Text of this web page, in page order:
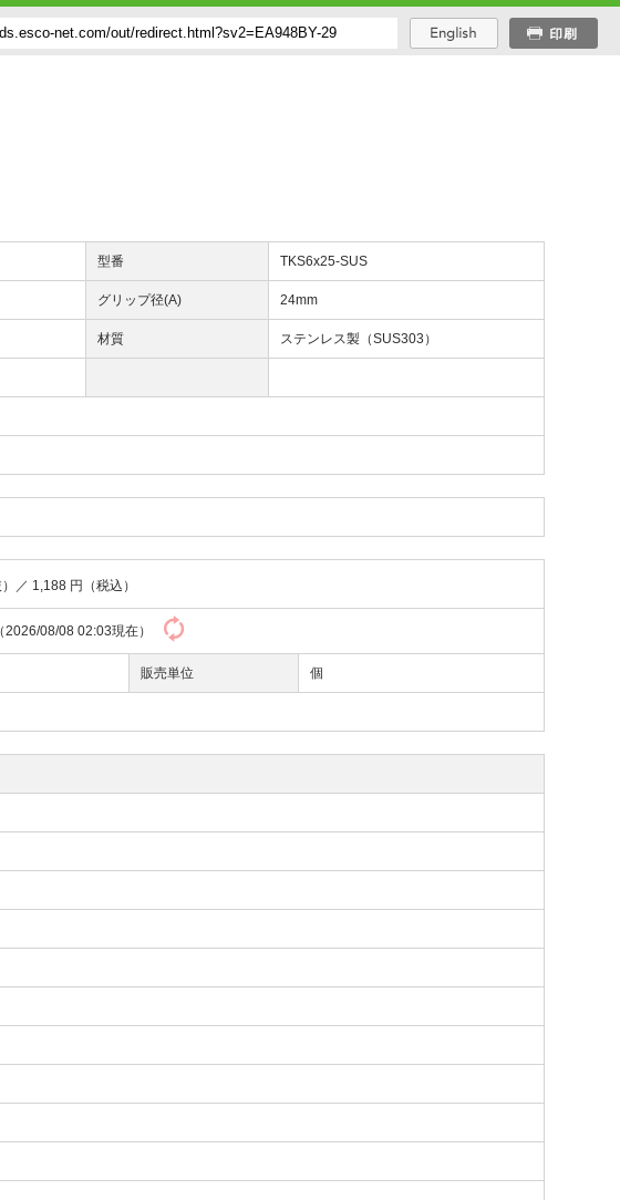
型番 TKS6x25-SUS
グリップ径(A) 24mm
材質 ステンレス製（SUS303）
）／ 1,188 円（税込）
（2026/08/08 02:03現在）
販売単位 個